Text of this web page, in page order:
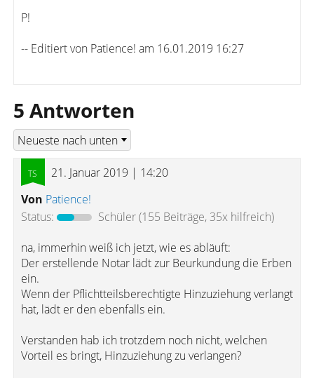
P!
-- Editiert von Patience! am 16.01.2019 16:27
5 Antworten
21. Januar 2019 | 14:20
Von Patience!
Status:
Schüler(155 Beiträge, 35x hilfreich)
na, immerhin weiß ich jetzt, wie es abläuft:
Der erstellende Notar lädt zur Beurkundung die Erben
ein.
Wenn der Pflichtteilsberechtigte Hinzuziehung verlangt
hat, lädt er den ebenfalls ein.
Verstanden hab ich trotzdem noch nicht, welchen
Vorteil es bringt, Hinzuziehung zu verlangen?